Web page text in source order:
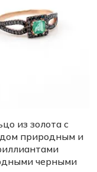
из золота с
природным и
черными